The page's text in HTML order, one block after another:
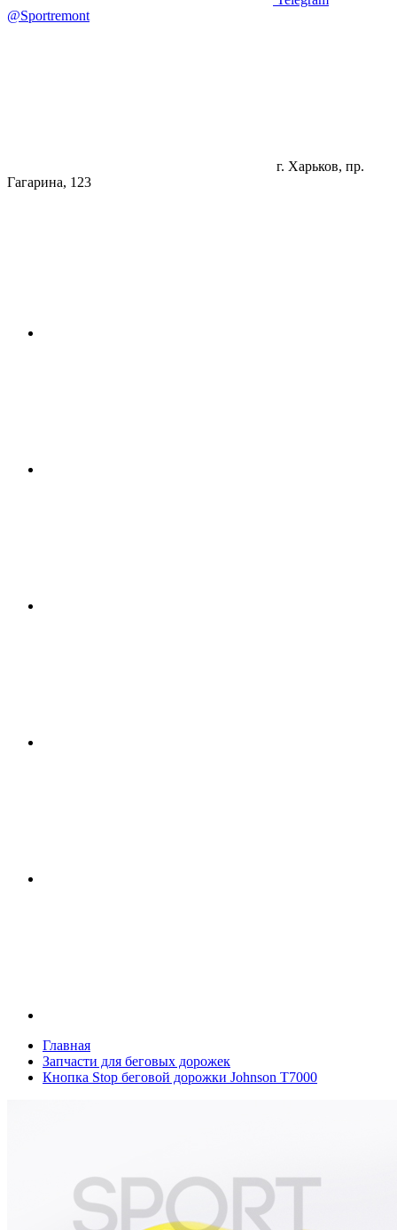
@Sportremont
г. Харьков, пр.
Гагарина, 123
Главная
Запчасти для беговых дорожек
Кнопка Stop беговой дорожки Johnson T7000